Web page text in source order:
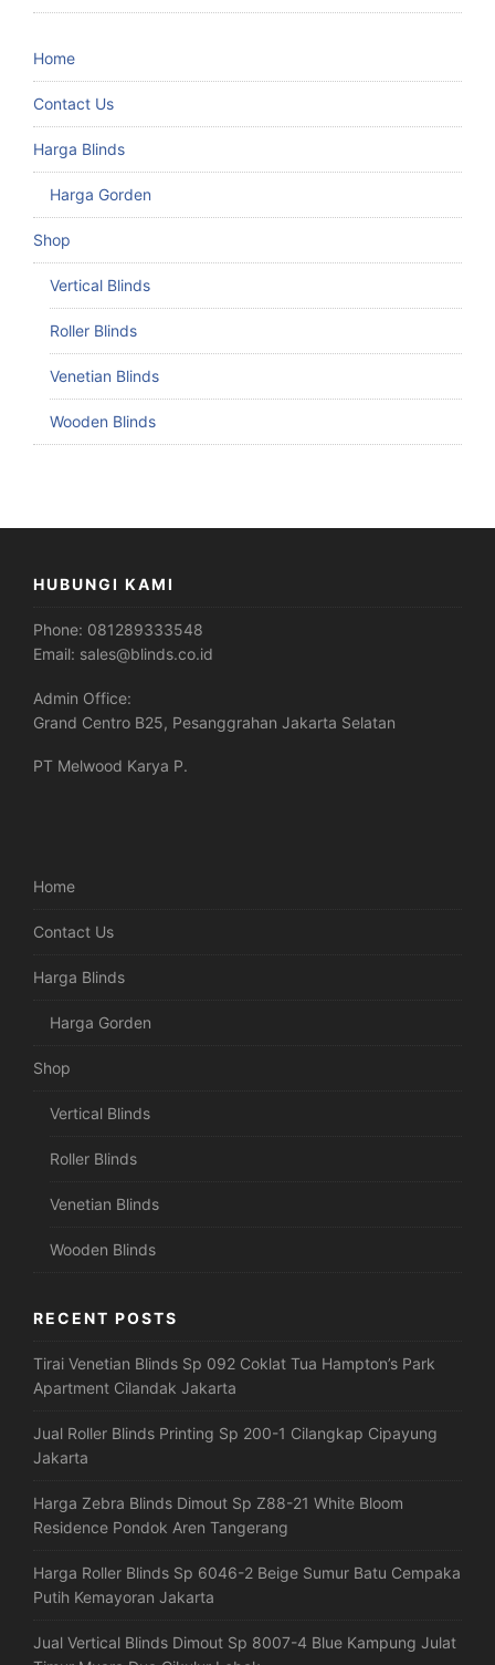
Home
Contact Us
Harga Blinds
Harga Gorden
Shop
Vertical Blinds
Roller Blinds
Venetian Blinds
Wooden Blinds
HUBUNGI KAMI
Phone: 081289333548
Email: sales@blinds.co.id
Admin Office:
Grand Centro B25, Pesanggrahan Jakarta Selatan
PT Melwood Karya P.
Home
Contact Us
Harga Blinds
Harga Gorden
Shop
Vertical Blinds
Roller Blinds
Venetian Blinds
Wooden Blinds
RECENT POSTS
Tirai Venetian Blinds Sp 092 Coklat Tua Hampton’s Park
Apartment Cilandak Jakarta
Jual Roller Blinds Printing Sp 200-1 Cilangkap Cipayung
Jakarta
Harga Zebra Blinds Dimout Sp Z88-21 White Bloom
Residence Pondok Aren Tangerang
Harga Roller Blinds Sp 6046-2 Beige Sumur Batu Cempaka
Putih Kemayoran Jakarta
Jual Vertical Blinds Dimout Sp 8007-4 Blue Kampung Julat